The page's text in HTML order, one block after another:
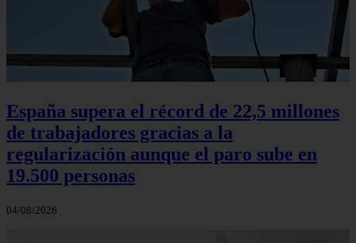
España supera el récord de 22,5 millones
de trabajadores gracias a la
regularización aunque el paro sube en
19.500 personas
04/08/2026